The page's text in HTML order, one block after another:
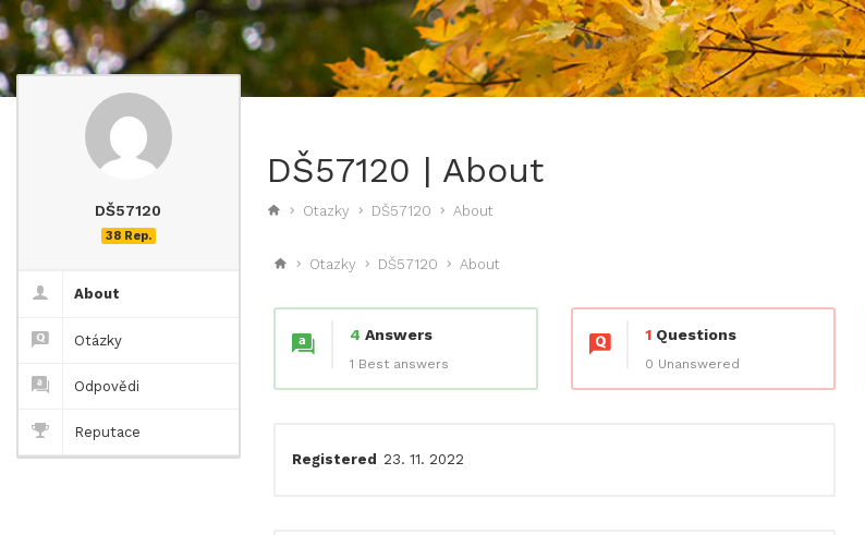
DŠ57120 | About
Otazky DŠ57120 About
DŠ57120
38 Rep.
About
Otázky
Odpovědi
Reputace
Otazky DŠ57120 About
4 Answers
1 Best answers
1 Questions
0 Unanswered
Registered 23. 11. 2022